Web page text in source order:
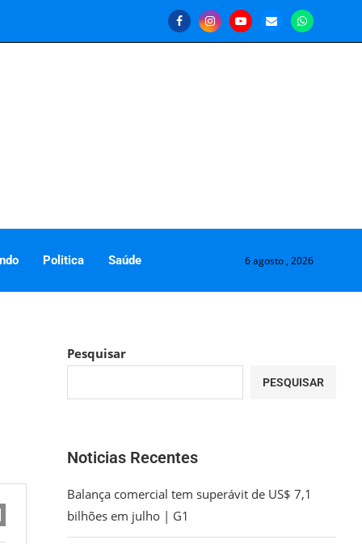
Politica Saúde 6 agosto , 2026
Pesquisar
PESQUISAR
Noticias Recentes
Balança comercial tem superávit de US$ 7,1
bilhões em julho | G1